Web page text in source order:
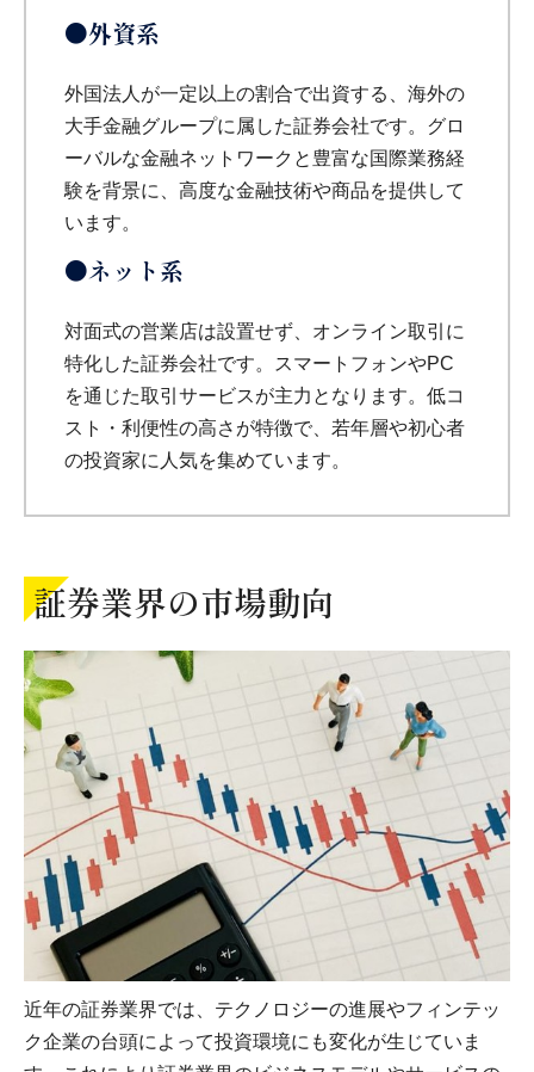
●外資系
外国法人が一定以上の割合で出資する、海外の
大手金融グループに属した証券会社です。グロ
ーバルな金融ネットワークと豊富な国際業務経
験を背景に、高度な金融技術や商品を提供して
います。
●ネット系
対面式の営業店は設置せず、オンライン取引に
特化した証券会社です。スマートフォンやPC
を通じた取引サービスが主力となります。低コ
スト・利便性の高さが特徴で、若年層や初心者
の投資家に人気を集めています。
証券業界の市場動向
近年の証券業界では、テクノロジーの進展やフィンテッ
ク企業の台頭によって投資環境にも変化が生じていま